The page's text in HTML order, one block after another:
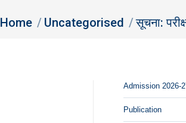
You are here:
Home Uncategorised सूचना:
Admission 2026-
Publication